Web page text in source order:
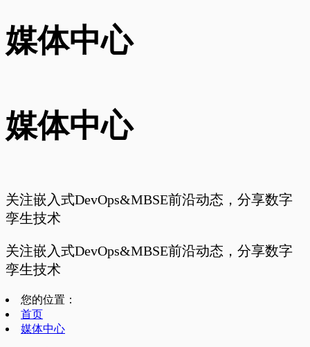
媒体中心
媒体中心
关注嵌入式DevOps&MBSE前沿动态，分享数字
孪生技术
关注嵌入式DevOps&MBSE前沿动态，分享数字
孪生技术
您的位置：
首页
媒体中心